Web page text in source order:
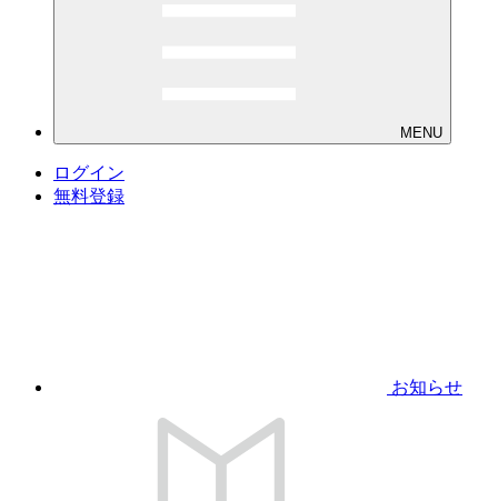
MENU
ログイン
無料登録
お知らせ